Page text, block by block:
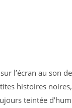
l’écran au son
histoires
teintée